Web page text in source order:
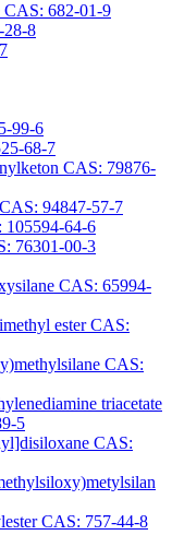
CAS: 682-01-9
28-8
99-6
68-7
CAS: 79876-
94847-57-7
105594-64-6
76301-00-3
CAS: 65994-
ester CAS:
CAS:
triacetate
5
CAS:
CAS: 757-44-8